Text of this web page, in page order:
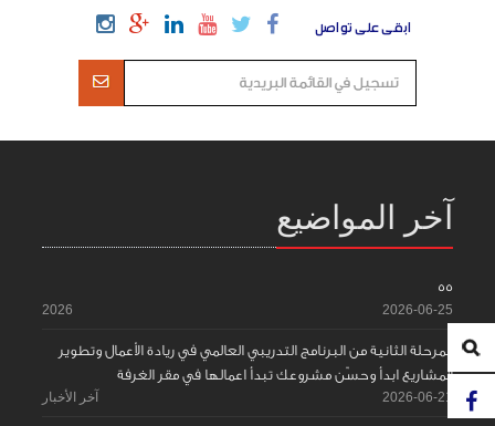
ابقى على تواصل
آخر المواضيع
55
2026-06-25
2026
المرحلة الثانية من البرنامج التدريبي العالمي في ريادة الأعمال وتطوير
المشاريع ابدأ وحسّن مشروعك تبدأ اعمالها في مقر الغرفة
2026-06-21 آخر الأخبار